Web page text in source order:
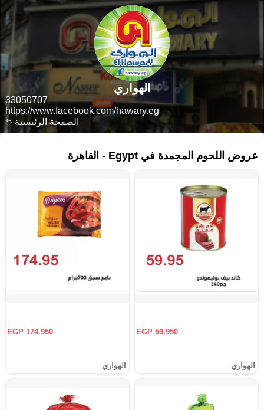
الصفحة الرئيسية
33050707
https://www.facebook.com/hawary.eg
الهواري
عروض اللحوم المجمدة في Egypt - القاهرة
EGP 59.950
الهواري
EGP 174.950
الهواري